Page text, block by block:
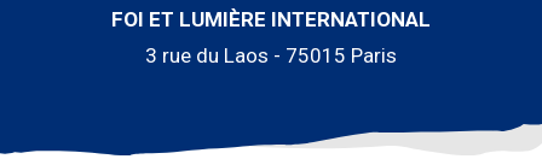
FOI ET LUMIÈRE INTERNATIONAL
3 rue du Laos - 75015 Paris